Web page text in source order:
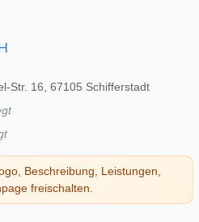
Str. 16, 67105 Schifferstadt
Beschreibung, Leistungen,
freischalten.